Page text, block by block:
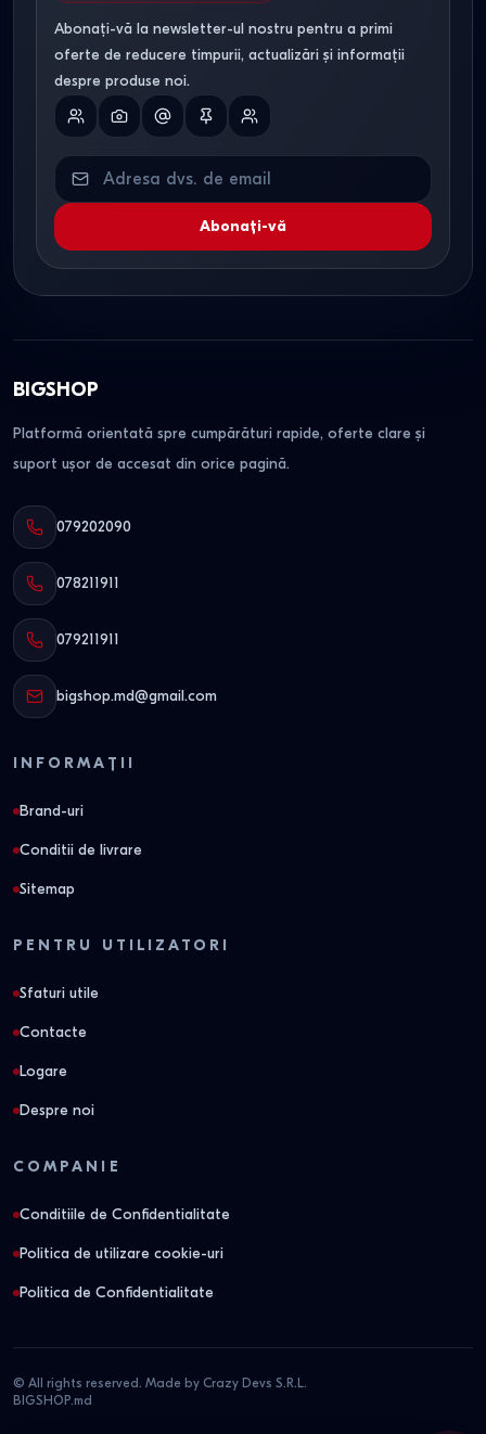
Abonați-vă la newsletter-ul nostru pentru a primi
oferte de reducere timpurii, actualizări și informații
despre produse noi.
Abonați-vă
BIGSHOP
Platformă orientată spre cumpărături rapide, oferte clare și
suport ușor de accesat din orice pagină.
079202090
078211911
079211911
bigshop.md@gmail.com
INFORMAȚII
Brand-uri
Conditii de livrare
Sitemap
PENTRU UTILIZATORI
Sfaturi utile
Contacte
Logare
Despre noi
COMPANIE
Conditiile de Confidentialitate
Politica de utilizare cookie-uri
Politica de Confidentialitate
© All rights reserved. Made by Crazy Devs S.R.L.
BIGSHOP.md